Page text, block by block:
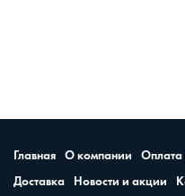
Главная О компании
Оплата
Доставка
Новости и акции